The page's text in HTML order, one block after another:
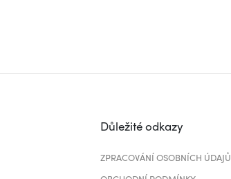
Důležité odkazy
ZPRACOVÁNÍ OSOBNÍCH ÚDAJŮ